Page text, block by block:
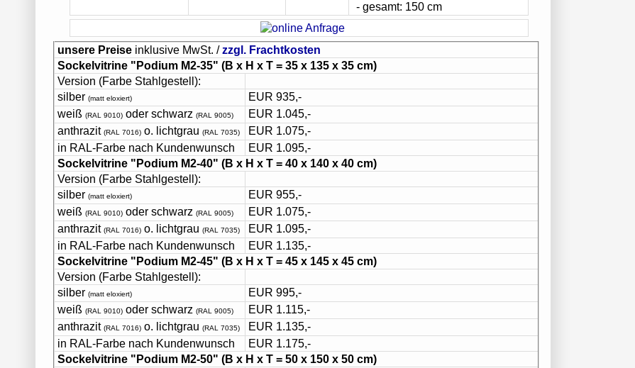
- gesamt: 150 cm
unsere Preiseinklusive MwSt. /zzgl. Frachtkosten
Sockelvitrine "Podium M2-35" (B x H x T = 35 x 135 x 35 cm)
Version (Farbe Stahlgestell):
silber (matt eloxiert)
EUR 935,-
weiß (RAL 9010)oder schwarz (RAL 9005)
EUR 1.045,-
anthrazit (RAL 7016)o. lichtgrau (RAL 7035)
EUR 1.075,-
in RAL-Farbe nach Kundenwunsch
EUR 1.095,-
Sockelvitrine "Podium M2-40" (B x H x T = 40 x 140 x 40 cm)
Version (Farbe Stahlgestell):
silber (matt eloxiert)
EUR 955,-
weiß (RAL 9010)oder schwarz (RAL 9005)
EUR 1.075,-
anthrazit (RAL 7016)o. lichtgrau (RAL 7035)
EUR 1.095,-
in RAL-Farbe nach Kundenwunsch
EUR 1.135,-
Sockelvitrine "Podium M2-45" (B x H x T = 45 x 145 x 45 cm)
Version (Farbe Stahlgestell):
silber (matt eloxiert)
EUR 995,-
weiß (RAL 9010)oder schwarz (RAL 9005)
EUR 1.115,-
anthrazit (RAL 7016)o. lichtgrau (RAL 7035)
EUR 1.135,-
in RAL-Farbe nach Kundenwunsch
EUR 1.175,-
Sockelvitrine "Podium M2-50" (B x H x T = 50 x 150 x 50 cm)